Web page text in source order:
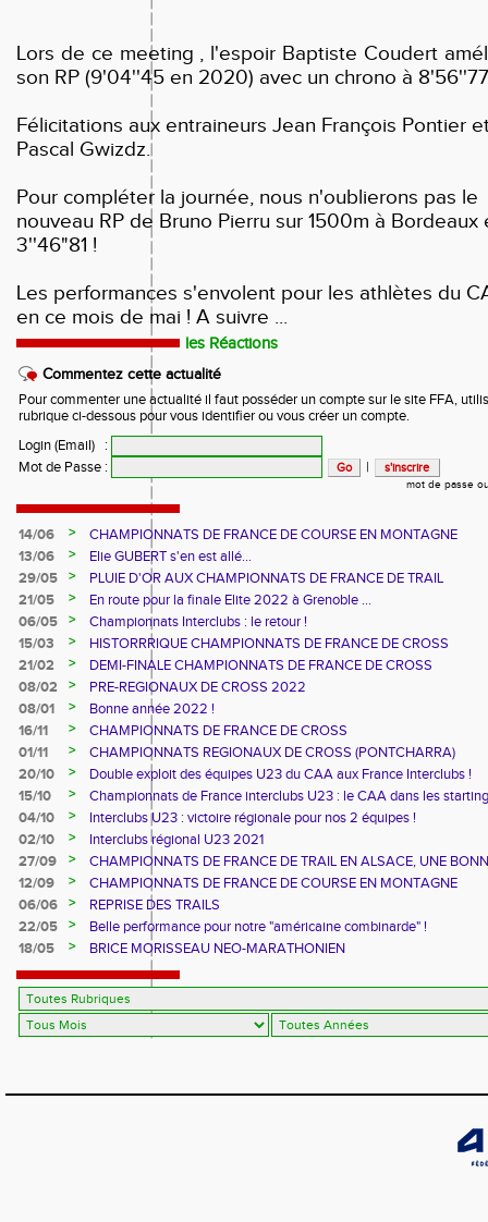
Lors de ce meeting , l'espoir Baptiste Coudert
son RP (9'04''45 en 2020) avec un chrono à
Félicitations aux entraineurs Jean François Pontier
Pascal Gwizdz.
Pour compléter la journée, nous n'oublierons pas le
nouveau RP de Bruno Pierru sur 1500m à Bordeaux
3''46"81 !
Les performances s'envolent pour les athlètes du
en ce mois de mai ! A suivre ...
les Réactions
Commentez cette actualité
Pour commenter une actualité il faut posséder un compte sur le site FFA,
rubrique ci-dessous pour vous identifier ou vous créer un compte.
Login (Email)
:
Mot de Passe : |
mot de passe
14/06 >
CHAMPIONNATS DE FRANCE DE COURSE EN MONTAGNE
13/06
>
Elie GUBERT s'en est allé...
29/05
>
PLUIE D'OR AUX CHAMPIONNATS DE FRANCE DE TRAIL
21/05
>
En route pour la finale Elite 2022 à Grenoble ...
06/05
>
Championnats Interclubs : le retour !
15/03
>
HISTORRRIQUE CHAMPIONNATS DE FRANCE DE CROSS
21/02
>
DEMI-FINALE CHAMPIONNATS DE FRANCE DE CROSS
08/02
>
PRE-REGIONAUX DE CROSS 2022
08/01
>
Bonne année 2022 !
16/11
>
CHAMPIONNATS DE FRANCE DE CROSS
01/11
>
CHAMPIONNATS REGIONAUX DE CROSS (PONTCHARRA)
20/10
>
Double exploit des équipes U23 du CAA aux France Interclubs !
15/10
>
Championnats de France interclubs U23 : le CAA dans les
blocks !
04/10 >
Interclubs U23 : victoire régionale pour nos 2 équipes !
02/10
>
Interclubs régional U23 2021
27/09
>
CHAMPIONNATS DE FRANCE DE TRAIL EN ALSACE, UNE
CUVEE
12/09 >
CHAMPIONNATS DE FRANCE DE COURSE EN MONTAGNE
06/06
>
REPRISE DES TRAILS
22/05
>
Belle performance pour notre "américaine combinarde" !
18/05
> BRICE MORISSEAU NEO-MARATHONIEN